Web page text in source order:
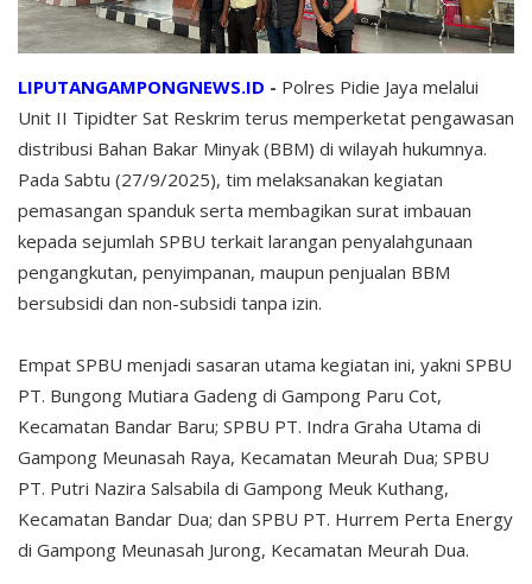
LIPUTANGAMPONGNEWS.ID - Polres Pidie Jaya melalui
Unit II Tipidter Sat Reskrim terus memperketat pengawasan
distribusi Bahan Bakar Minyak (BBM) di wilayah hukumnya.
Pada Sabtu (27/9/2025), tim melaksanakan kegiatan
pemasangan spanduk serta membagikan surat imbauan
kepada sejumlah SPBU terkait larangan penyalahgunaan
pengangkutan, penyimpanan, maupun penjualan BBM
bersubsidi dan non-subsidi tanpa izin.
Empat SPBU menjadi sasaran utama kegiatan ini, yakni SPBU
PT. Bungong Mutiara Gadeng di Gampong Paru Cot,
Kecamatan Bandar Baru; SPBU PT. Indra Graha Utama di
Gampong Meunasah Raya, Kecamatan Meurah Dua; SPBU
PT. Putri Nazira Salsabila di Gampong Meuk Kuthang,
Kecamatan Bandar Dua; dan SPBU PT. Hurrem Perta Energy
di Gampong Meunasah Jurong, Kecamatan Meurah Dua.